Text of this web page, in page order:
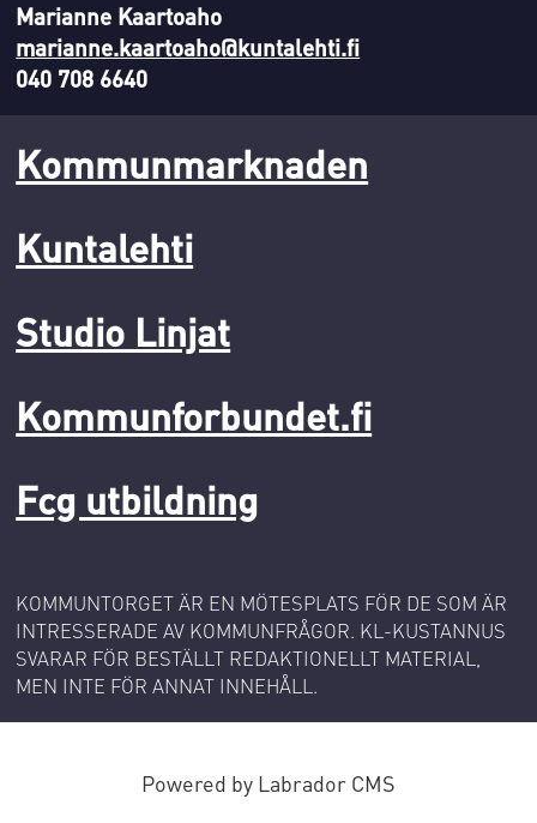
Marianne Kaartoaho
marianne.kaartoaho@kuntalehti.fi
040 708 6640
Kommunmarknaden
Kuntalehti
Studio Linjat
Kommunforbundet.fi
Fcg utbildning
KOMMUNTORGET ÄR EN MÖTESPLATS FÖR DE SOM ÄR
INTRESSERADE AV KOMMUNFRÅGOR. KL-KUSTANNUS
SVARAR FÖR BESTÄLLT REDAKTIONELLT MATERIAL,
MEN INTE FÖR ANNAT INNEHÅLL.
Powered by Labrador CMS